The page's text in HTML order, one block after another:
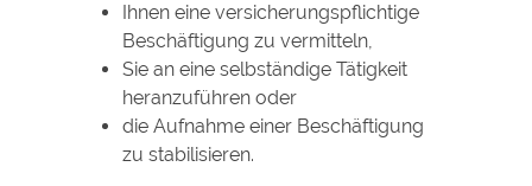
Ihnen eine versicherungspflichtige
Beschäftigung zu vermitteln,
Sie an eine selbständige Tätigkeit
heranzuführen oder
die Aufnahme einer Beschäftigung
zu stabilisieren.